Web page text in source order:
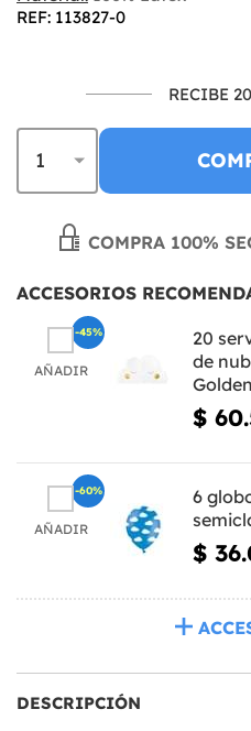
REF: 113827-0
RECIBE
COMPRA 100%
ACCESORIOS
AÑADIR
20
de
$
-45%
AÑADIR
6
$
-60%
DESCRIPCIÓN